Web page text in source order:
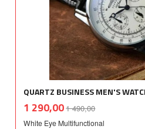
QUARTZ BUSINESS MEN'S
Tilbud
1 290,001 490,00mva.
White Eye Multifunctional